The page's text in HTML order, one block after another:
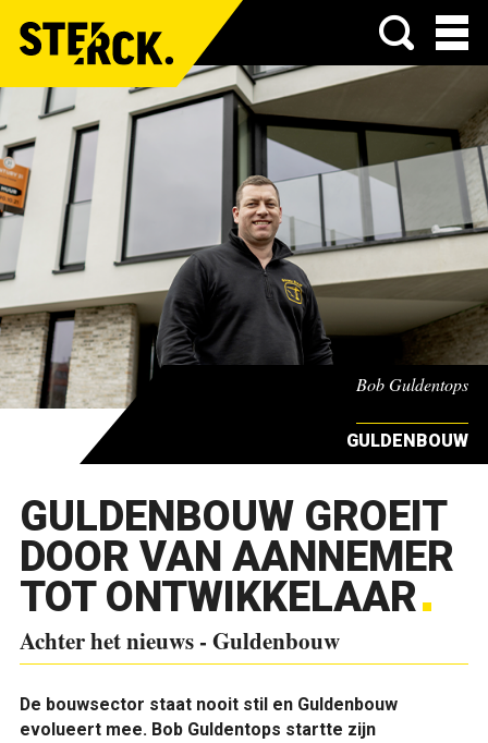
Menu
Bob Guldentops
GULDENBOUW
GULDENBOUW GROEIT
DOOR VAN AANNEMER
TOT ONTWIKKELAAR
Achter het nieuws - Guldenbouw
De bouwsector staat nooit stil en Guldenbouw
evolueert mee. Bob Guldentops startte zijn